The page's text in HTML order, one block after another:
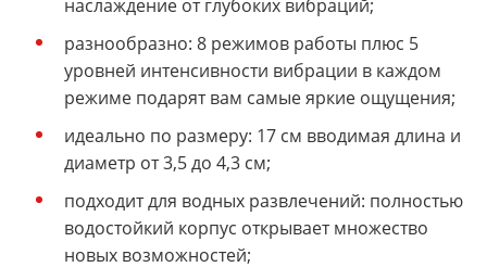
наслаждение от глубоких вибраций;
разнообразно: 8 режимов работы плюс 5
уровней интенсивности вибрации в каждом
режиме подарят вам самые яркие ощущения;
идеально по размеру: 17 см вводимая длина и
диаметр от 3,5 до 4,3 см;
подходит для водных развлечений: полностью
водостойкий корпус открывает множество
новых возможностей;